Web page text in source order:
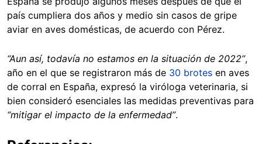
país cumpliera dos años y medio sin casos de gripe
aviar en aves domésticas, de acuerdo con Pérez.
“Aun así, todavía no estamos en la situación de 2022”,
año en el que se registraron más de 30 brotes en aves
de corral en España, expresó la viróloga veterinaria, si
bien consideró esenciales las medidas preventivas para
“mitigar el impacto de la enfermedad”.